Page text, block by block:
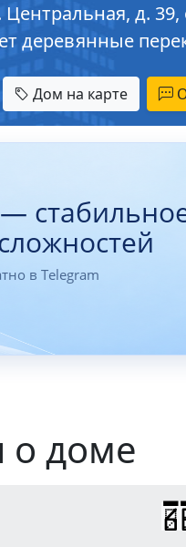
Центральная, д.
деревянные
Дом на карте
в Telegram
о доме